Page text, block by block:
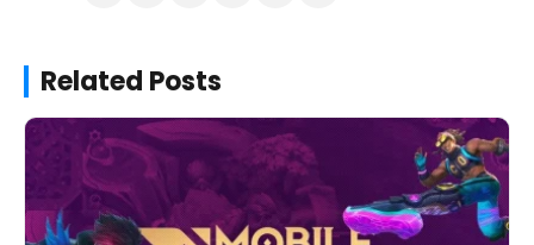
Related Posts